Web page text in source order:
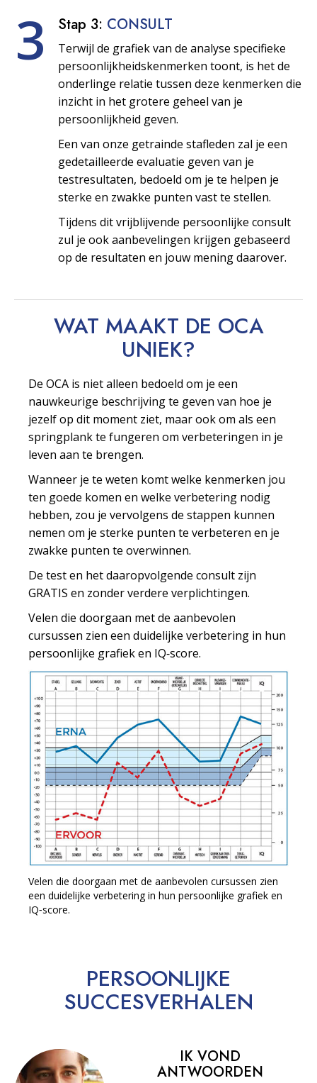
3 Stap 3: CONSULT
Terwijl de grafiek van de analyse specifieke
persoonlijkheids­kenmerken toont, is het de
onderlinge relatie tussen deze kenmerken die
inzicht in het grotere geheel van je
persoonlijkheid geven.
Een van onze getrainde stafleden zal je een
gedetailleerde evaluatie geven van je
testresultaten, bedoeld om je te helpen je
sterke en zwakke punten vast te stellen.
Tijdens dit vrijblijvende persoonlijke consult
zul je ook aanbevelingen krijgen gebaseerd
op de resultaten en jouw mening daarover.
WAT MAAKT DE OCA
UNIEK?
De OCA is niet alleen bedoeld om je een
nauwkeurige beschrijving te geven van hoe je
jezelf op dit moment ziet, maar ook om als een
springplank te fungeren om verbeteringen in je
leven aan te brengen.
Wanneer je te weten komt welke kenmerken jou
ten goede komen en welke verbetering nodig
hebben, zou je vervolgens de stappen kunnen
nemen om je sterke punten te verbeteren en je
zwakke punten te overwinnen.
De test en het daaropvolgende consult zijn
GRATIS en zonder verdere verplichtingen.
Velen die doorgaan met de aanbevolen
cursussen zien een duidelijke verbetering in hun
persoonlijke grafiek en IQ‑score.
Velen die doorgaan met de aanbevolen cursussen zien
een duidelijke verbetering in hun persoonlijke grafiek en
IQ‑score.
PERSOONLIJKE
SUCCESVERHALEN
IK VOND
ANTWOORDEN